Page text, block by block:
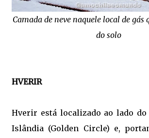
Camada de neve naquele local de gás
do solo
HVERIR
Hverir está localizado ao lado
Islândia (Golden Circle) e,